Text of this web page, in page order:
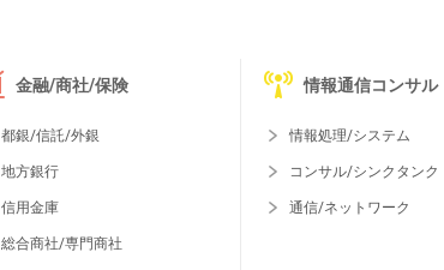
金融/商社/保険
都銀/信託/外銀
地方銀行
信用金庫
総合商社/専門商社
情報通信コンサル
情報処理/システム
コンサル/シンクタンク
通信/ネットワーク